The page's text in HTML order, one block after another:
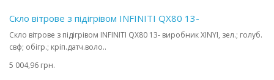
Скло вітрове з підігрівом INFINITI QX80 13-
Скло вітрове з підігрівом INFINITI QX80 13- виробник XINYI, зел.; голуб.
свф; обігр.; кріп.датч.воло..
5 004,96 грн.